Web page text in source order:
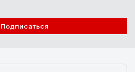
Подписаться